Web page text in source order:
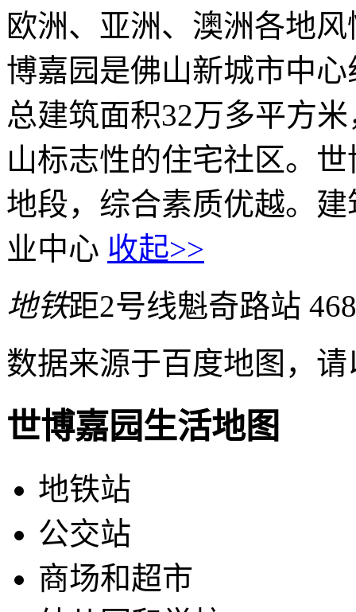
欧洲、亚洲、澳洲各地
博嘉园是佛山新城市中
总建筑面积32万多平方
山标志性的住宅社区。
地段，综合素质优越。
业中心 收起>>
地铁距2号线魁奇路站
数据来源于百度地图，
世博嘉园生活地图
地铁站
公交站
商场和超市